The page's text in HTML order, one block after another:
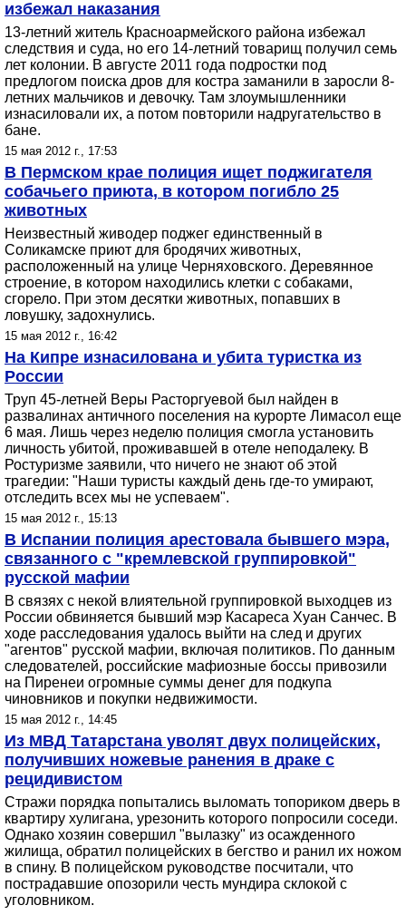
избежал наказания
13-летний житель Красноармейского района избежал
следствия и суда, но его 14-летний товарищ получил семь
лет колонии. В августе 2011 года подростки под
предлогом поиска дров для костра заманили в заросли 8-
летних мальчиков и девочку. Там злоумышленники
изнасиловали их, а потом повторили надругательство в
бане.
15 мая 2012 г., 17:53
В Пермском крае полиция ищет поджигателя
собачьего приюта, в котором погибло 25
животных
Неизвестный живодер поджег единственный в
Соликамске приют для бродячих животных,
расположенный на улице Черняховского. Деревянное
строение, в котором находились клетки с собаками,
сгорело. При этом десятки животных, попавших в
ловушку, задохнулись.
15 мая 2012 г., 16:42
На Кипре изнасилована и убита туристка из
России
Труп 45-летней Веры Расторгуевой был найден в
развалинах античного поселения на курорте Лимасол еще
6 мая. Лишь через неделю полиция смогла установить
личность убитой, проживавшей в отеле неподалеку. В
Ростуризме заявили, что ничего не знают об этой
трагедии: "Наши туристы каждый день где-то умирают,
отследить всех мы не успеваем".
15 мая 2012 г., 15:13
В Испании полиция арестовала бывшего мэра,
связанного с "кремлевской группировкой"
русской мафии
В связях с некой влиятельной группировкой выходцев из
России обвиняется бывший мэр Касареса Хуан Санчес. В
ходе расследования удалось выйти на след и других
"агентов" русской мафии, включая политиков. По данным
следователей, российские мафиозные боссы привозили
на Пиренеи огромные суммы денег для подкупа
чиновников и покупки недвижимости.
15 мая 2012 г., 14:45
Из МВД Татарстана уволят двух полицейских,
получивших ножевые ранения в драке с
рецидивистом
Стражи порядка попытались выломать топориком дверь в
квартиру хулигана, урезонить которого попросили соседи.
Однако хозяин совершил "вылазку" из осажденного
жилища, обратил полицейских в бегство и ранил их ножом
в спину. В полицейском руководстве посчитали, что
пострадавшие опозорили честь мундира склокой с
уголовником.